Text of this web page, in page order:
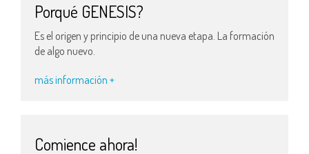
Porqué GENESIS?
Es el origen y principio de una nueva etapa. La formación
de algo nuevo.
más información +
Comience ahora!